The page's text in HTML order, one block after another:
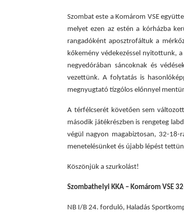
Szombat este a Komárom VSE
melyet ezen az estén a kórházba
rangadóként aposztrofáltuk a
kőkemény védekezéssel nyitottunk, a
negyedórában sáncoknak és
vezettünk. A folytatás is
megnyugtató tízgólos előnnyel
A térfélcserét követőensem
második játékrészben is rengeteg
végül nagyon magabiztosan, 32-
menetelésünket és újabb lépést
Köszönjük a szurkolást!
Szombathelyi KKA – Komárom VSE
NB I/B 24. forduló, Haladás